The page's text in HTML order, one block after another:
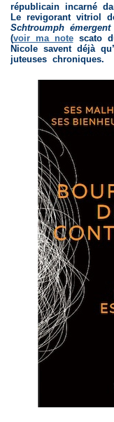
républicain incarné
Le revigorant vitriol
Schtroumph émergent
(voir ma notescato
Nicole savent déjà
juteuses chroniques.